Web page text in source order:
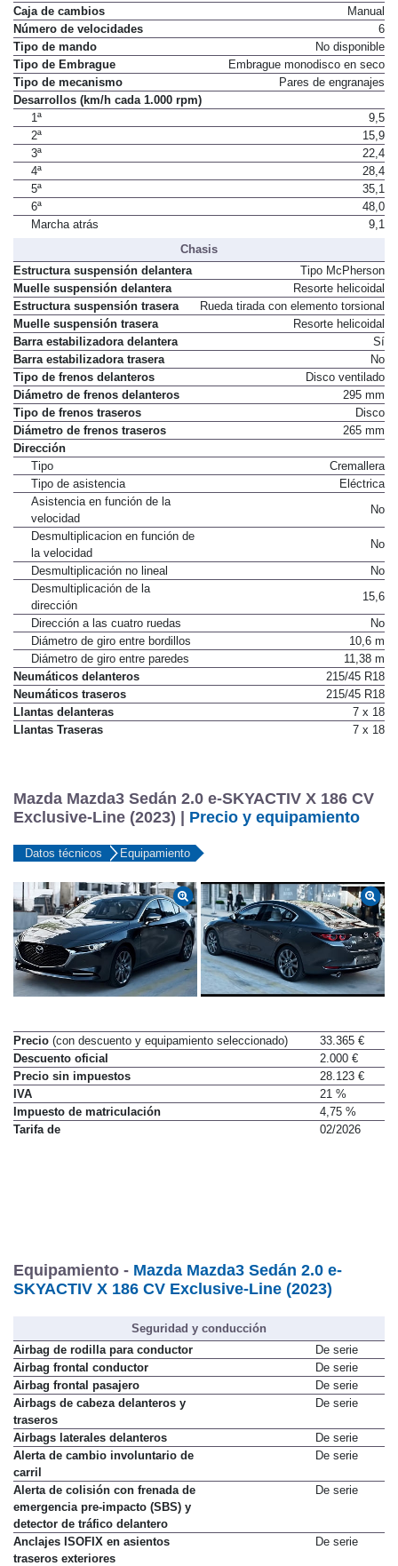
Caja de cambios
Manual
Número de velocidades
6
Tipo de mando
No disponible
Tipo de Embrague
Embrague monodisco en seco
Tipo de mecanismo
Pares de engranajes
Desarrollos (km/h cada 1.000 rpm)
1ª
9,5
2ª
15,9
3ª
22,4
4ª
28,4
5ª
35,1
6ª
48,0
Marcha atrás
9,1
Chasis
Estructura suspensión delantera
Tipo McPherson
Muelle suspensión delantera
Resorte helicoidal
Estructura suspensión trasera
Rueda tirada con elemento torsional
Muelle suspensión trasera
Resorte helicoidal
Barra estabilizadora delantera
Sí
Barra estabilizadora trasera
No
Tipo de frenos delanteros
Disco ventilado
Diámetro de frenos delanteros
295 mm
Tipo de frenos traseros
Disco
Diámetro de frenos traseros
265 mm
Dirección
Tipo
Cremallera
Tipo de asistencia
Eléctrica
Asistencia en función de la
velocidad
No
Desmultiplicacion en función de
la velocidad
No
Desmultiplicación no lineal
No
Desmultiplicación de la
dirección
15,6
Dirección a las cuatro ruedas
No
Diámetro de giro entre bordillos
10,6 m
Diámetro de giro entre paredes
11,38 m
Neumáticos delanteros
215/45 R18
Neumáticos traseros
215/45 R18
Llantas delanteras
7 x 18
Llantas Traseras
7 x 18
Mazda Mazda3 Sedán 2.0 e-SKYACTIV X 186 CV
Exclusive-Line (2023) | Precio y equipamiento
Datos técnicos Equipamiento
Precio (con descuento y equipamiento seleccionado)
33.365 €
Descuento oficial
2.000 €
Precio sin impuestos
28.123 €
IVA
21 %
Impuesto de matriculación
4,75 %
Tarifa de
02/2026
Equipamiento - Mazda Mazda3 Sedán 2.0 e-
SKYACTIV X 186 CV Exclusive-Line (2023)
Seguridad y conducción
Airbag de rodilla para conductor
De serie
Airbag frontal conductor
De serie
Airbag frontal pasajero
De serie
Airbags de cabeza delanteros y
traseros
De serie
Airbags laterales delanteros
De serie
Alerta de cambio involuntario de
carril
De serie
Alerta de colisión con frenada de
emergencia pre-impacto (SBS) y
detector de tráfico delantero
De serie
Anclajes ISOFIX en asientos
traseros exteriores
De serie